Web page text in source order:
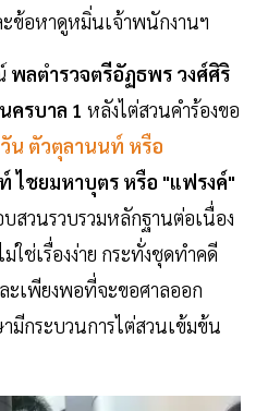
ข้อหาดูหมิ่นเจ้าพนักงานฯ
พลตำรวจตรีอัฏธพร วงศ์ศิริ
ครบาล 1 หลังไต่สวนคำร้องขอ
น ตัวตุลานนท์ หรือ
ไชยมหาบุตร หรือ "แฟรงค์"
สวนรวบรวมหลักฐานต่อเนื่อง
ใช่เรื่องง่าย กระทั่งชุดทำคดี
เพียงพอที่จะขอศาลออก
กระบวนการไต่สวนเข้มข้น